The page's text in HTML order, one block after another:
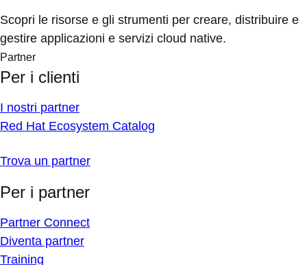
Scopri le risorse e gli strumenti per creare, distribuire e
gestire applicazioni e servizi cloud native.
Partner
Per i clienti
I nostri partner
Red Hat Ecosystem Catalog
Trova un partner
Per i partner
Partner Connect
Diventa partner
Training